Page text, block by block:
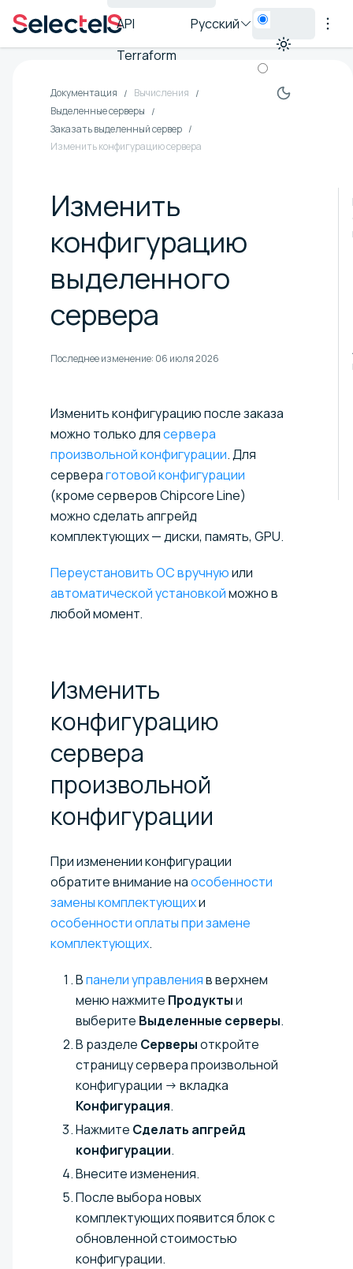
API
Terraform
Русский
Документация
Вычисления
Выделенные серверы
Заказать выделенный сервер
Изменить конфигурацию сервера
Изменить
конфигурацию
выделенного
сервера
Последнее изменение: 06 июля 2026
Изменить конфигурацию после заказа
можно только длясервера
произвольной конфигурации. Для
сервераготовой конфигурации
(кроме серверов Chipcore Line)
можно сделать апгрейд
комплектующих — диски, память, GPU.
Переустановить ОС вручнуюили
автоматической установкойможно в
любой момент.
Изменить
конфигурацию
сервера
произвольной
конфигурации
При изменении конфигурации
обратите внимание наособенности
замены комплектующихи
особенности оплаты при замене
комплектующих.
Впанели управленияв верхнем
меню нажмите Продуктыи
выберите Выделенные серверы.
В разделе Серверыоткройте
страницу сервера произвольной
конфигурации → вкладка
Конфигурация.
Нажмите Сделать апгрейд
конфигурации.
Внесите изменения.
После выбора новых
комплектующих появится блок с
обновленной стоимостью
конфигурации.